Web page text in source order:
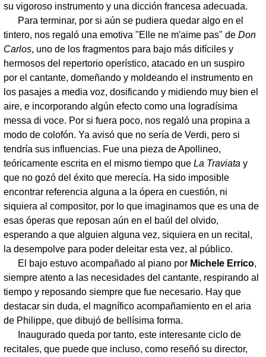
su vigoroso instrumento y una dicción francesa adecuada.
Para terminar, por si aún se pudiera quedar algo en el
tintero, nos regaló una emotiva "Elle ne m'aime pas" de Don
Carlos, uno de los fragmentos para bajo más difíciles y
hermosos del repertorio operístico, atacado en un suspiro
por el cantante, domeñando y moldeando el instrumento en
los pasajes a media voz, dosificando y midiendo muy bien el
aire, e incorporando algún efecto como una logradísima
messa di voce. Por si fuera poco, nos regaló una propina a
modo de colofón. Ya avisó que no sería de Verdi, pero si
tendría sus influencias. Fue una pieza de Apollineo,
teóricamente escrita en el mismo tiempo que La Traviata y
que no gozó del éxito que merecía. Ha sido imposible
encontrar referencia alguna a la ópera en cuestión, ni
siquiera al compositor, por lo que imaginamos que es una de
esas óperas que reposan aún en el baúl del olvido,
esperando a que alguien alguna vez, siquiera en un recital,
la desempolve para poder deleitar esta vez, al público.
El bajo estuvo acompañado al piano por Michele Errico,
siempre atento a las necesidades del cantante, respirando al
tiempo y reposando siempre que fue necesario. Hay que
destacar sin duda, el magnífico acompañamiento en el aria
de Philippe, que dibujó de bellísima forma.
Inaugurado queda por tanto, este interesante ciclo de
recitales, que puede que incluso, como reseñó su director,